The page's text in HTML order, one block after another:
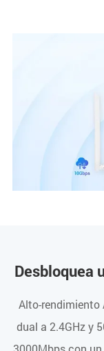
Desbloquea
Alto-rendimiento
dual a 2.4GHz y